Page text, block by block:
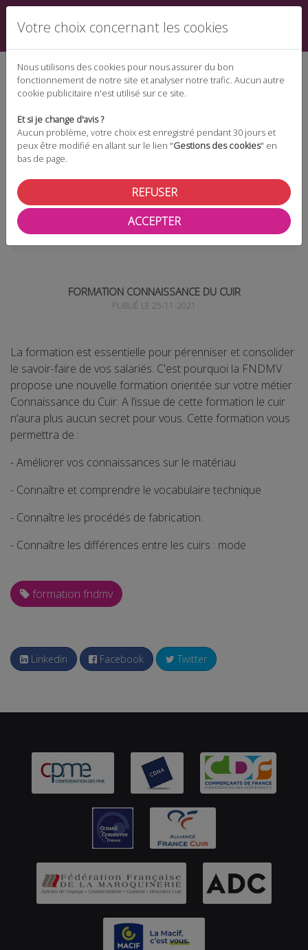
Espace téléchargement
Espace adhérent
Les actualités Formation Connaissance du Cuir
FORMATION CONNAISSANCE DU CUIR
PUBLIÉ LE 25-11-2021
La formation est essentielle pour pérenniser et consolider
le savoir-faire de vos salariés. C'est pourquoi la FNDMV
propose une nouvelle formation orientée sur votre métier :
Connaissance du Cuir. A l’issue de cette formation le cuir
n’aura plus aucun secret pour vous. Cette formation vous
permettra de :
- Améliorer vos connaissances sur le matériau
- Connaître et comprendre le vocabulaire technique
- Connaître les procédés de fabrication.
- Connaître les différences entre les cuirs : mode
formation fndmv
Linkedin Facebook Twitter
Votre choix concernant les cookies
Nous utilisons des cookies pour nous assurer du bon
fonctionnement de notre site et analyser notre trafic. Aucun autre
cookie publicitaire n'est utilisé sur ce site.
Et si je change d'avis ?
Aucun problème, votre choix est enregistré pendant 30 jours et
peux être modifié en allant sur le lien "Gestions des cookies" en
bas de page.
REFUSER
ACCEPTER